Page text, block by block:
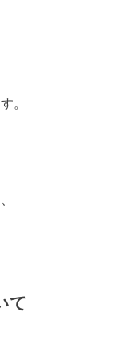
。
て